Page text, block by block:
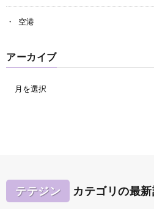
空港
アーカイブ
テテジン カテゴリの最